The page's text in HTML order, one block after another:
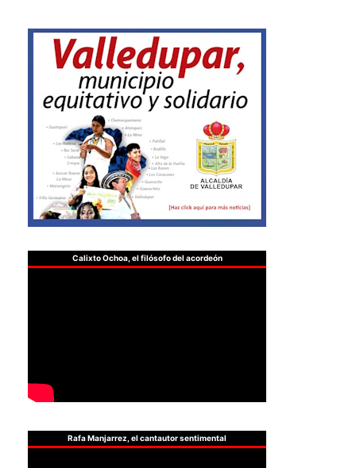
Calixto Ochoa, el filósofo del acordeón
Rafa Manjarrez, el cantautor sentimental